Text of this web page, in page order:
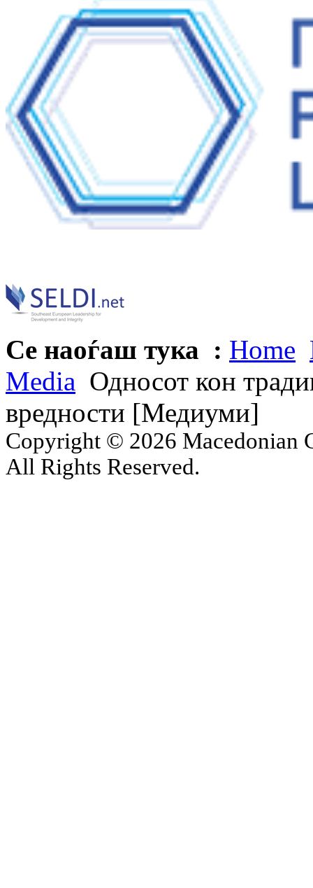
Се наоѓаш тука : Home
Media Односот кон
вредности [Медиуми]
Copyright © 2026 Macedonian
All Rights Reserved.